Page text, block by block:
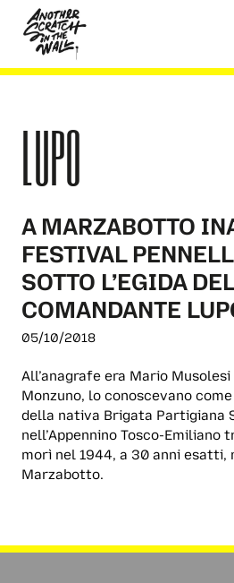
content
LUPO
A MARZABOTTO
FESTIVAL
SOTTO L’EGIDA DEL
COMANDANTE
05/10/2018
All’anagrafe era Mario
Monzuno, lo conoscevano
della nativa Brigata Partigiana
nell’Appennino Tosco-Emiliano
morì nel 1944, a 30 anni esatti,
Marzabotto.